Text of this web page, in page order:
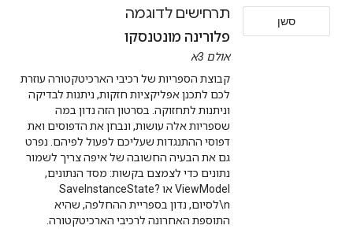
סשן תרחישים לדוגמה
פלורינה מונטנסקו
אולם 3א
קבוצת הספריות של רכיבי הארכיטקטורה עוזרת
לכם לתכנן אפליקציות חזקות, ניתנות לבדיקה
וניתנות לתחזוקה. בסרטון הזה נדון במה
שספריות אלה עושות, ונבחן את הדפוסים ואת
דפוסי ההתנגדות שעליכם לפעול לפיהם. נפרט
גם את הבעיה החשובה של איפה צריך לשמור
נתונים כדי לצמצם בקשות: מסד הנתונים,
ViewModel או SaveInstanceState?
\nלסיום, נדון בספריית ההחלפה, שהיא
התוספת האחרונה לרכיבי הארכיטקטורה.